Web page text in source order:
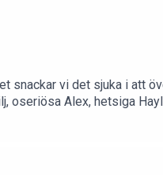
vi det sjuka i att
oseriösa Alex, hetsiga